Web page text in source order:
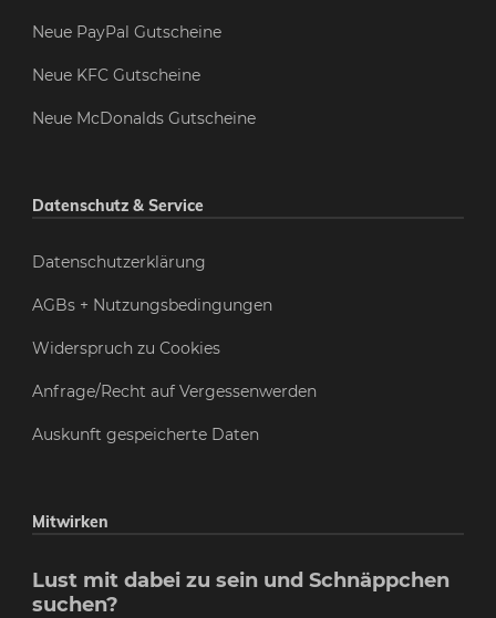
Neue PayPal Gutscheine
Neue KFC Gutscheine
Neue McDonalds Gutscheine
Datenschutz & Service
Datenschutzerklärung
AGBs + Nutzungsbedingungen
Widerspruch zu Cookies
Anfrage/Recht auf Vergessenwerden
Auskunft gespeicherte Daten
Mitwirken
Lust mit dabei zu sein und Schnäppchen
suchen?